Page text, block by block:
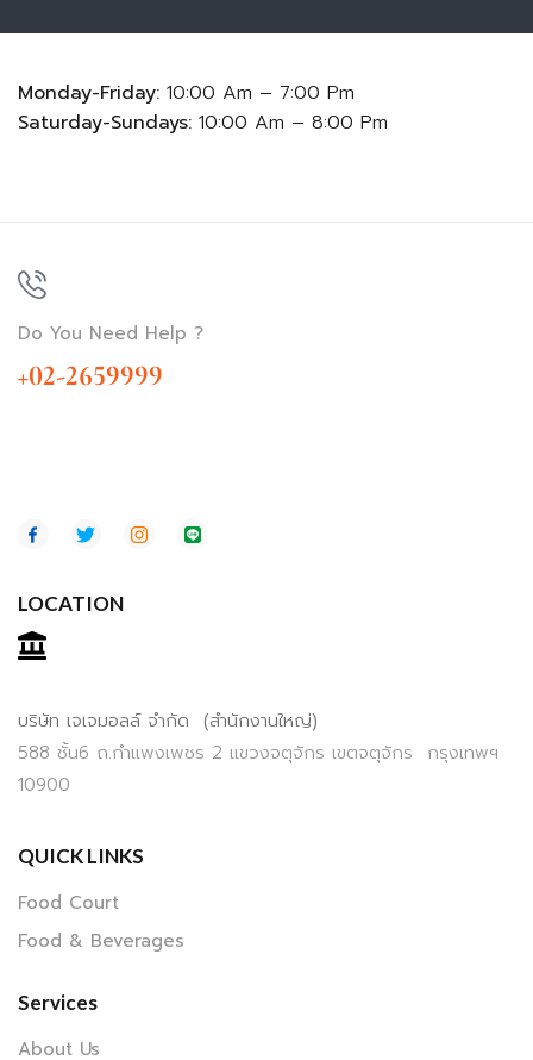
Monday-Friday: 10:00 Am – 7:00 Pm
Saturday-Sundays: 10:00 Am – 8:00 Pm
Do You Need Help ?
+02-2659999
LOCATION
บริษัท เจเจมอลล์ จำกัด (สำนักงานใหญ่)
588 ชั้น6 ถ.กำแพงเพชร 2 แขวงจตุจักร เขตจตุจักร กรุงเทพฯ
10900
QUICK LINKS
Food Court
Food & Beverages
Services
About Us